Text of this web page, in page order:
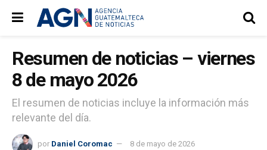
Resumen de noticias – viernes
8 de mayo 2026
El resumen de noticias incluye la información más
relevante del día.
por Daniel Coromac 8 de mayo de 2026